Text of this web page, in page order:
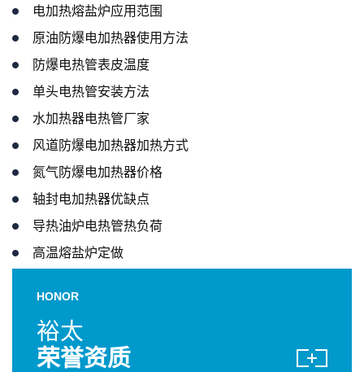
电加热熔盐炉应用范围
原油防爆电加热器使用方法
防爆电热管表皮温度
单头电热管安装方法
水加热器电热管厂家
风道防爆电加热器加热方式
氮气防爆电加热器价格
轴封电加热器优缺点
导热油炉电热管热负荷
高温熔盐炉定做
HONOR
裕太
荣誉资质